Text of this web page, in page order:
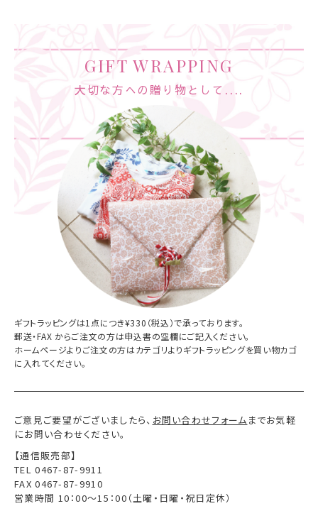
GIFT WRAPPING
大切な方への贈り物として....
ギフトラッピングは1点につき¥330（税込）で承っております。
郵送・FAX からご注文の方は申込書の空欄にご記入ください。
ホームページよりご注文の方はカテゴリよりギフトラッピングを買い物カゴ
に入れてください。
ご意見ご要望がございましたら、 お問い合わせフォーム までお気軽
にお問い合わせください。
【通信販売部】
TEL 0467-87-9911
FAX 0467-87-9910
営業時間 10：00〜15：00（土曜・日曜・祝日定休）